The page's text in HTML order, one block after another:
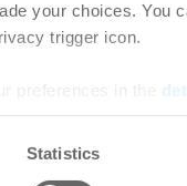
your choices. You
trigger icon.
features and to
Statistics